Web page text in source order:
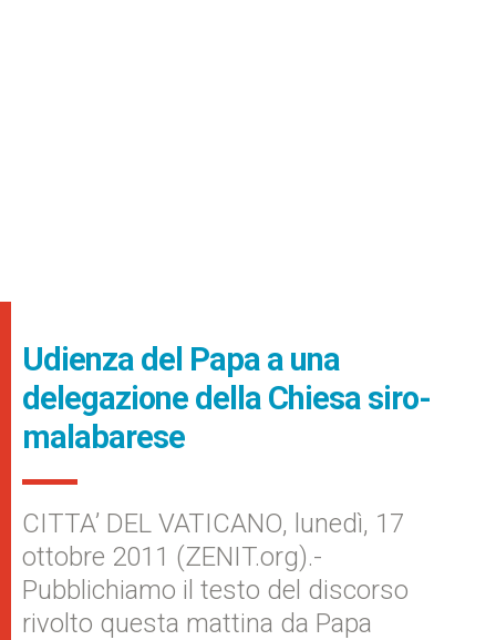
Udienza del Papa a una
delegazione della Chiesa siro-
malabarese
CITTA’ DEL VATICANO, lunedì, 17
ottobre 2011 (ZENIT.org).-
Pubblichiamo il testo del discorso
rivolto questa mattina da Papa